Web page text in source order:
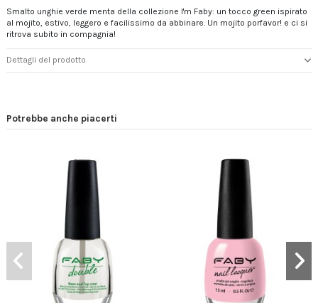
Smalto unghie verde menta della collezione I'm Faby: un tocco green ispirato
al mojito, estivo, leggero e facilissimo da abbinare. Un mojito porfavor! e ci si
ritrova subito in compagnia!
Dettagli del prodotto
Potrebbe anche piacerti